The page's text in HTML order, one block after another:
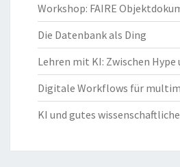
Workshop: FAIRE
Die Datenbank als Ding
Lehren mit KI: Zwischen
Digitale Workflows für
KI und gutes